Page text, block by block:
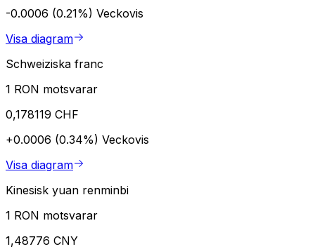
-0.0006 (0.21%) Veckovis
Visa diagram
Schweiziska franc
1 RON motsvarar
0,178119 CHF
+0.0006 (0.34%) Veckovis
Visa diagram
Kinesisk yuan renminbi
1 RON motsvarar
1,48776 CNY